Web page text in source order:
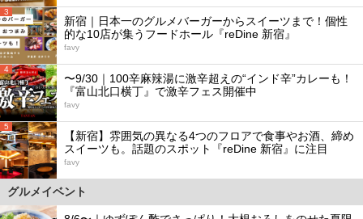
3
新宿｜日本一のグルメバーガーからスイーツまで！個性
的な10店が集うフードホール『reDine 新宿』
favy
4
〜9/30｜100辛麻辣湯に激辛超えの“インド辛”カレーも！
『富山北口横丁』で激辛フェス開催中
favy
5
【新宿】雰囲気の異なる4つのフロアで食事やお酒、締め
スイーツも。話題のスポット『reDine 新宿』に注目
favy
グルメイベント